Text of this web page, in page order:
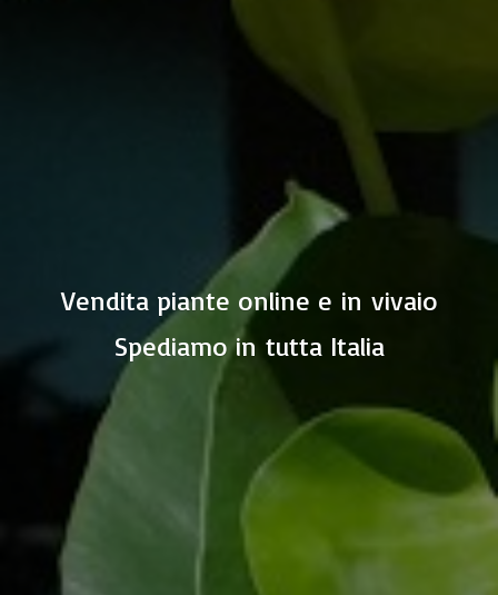
Vendita piante online e in vivaio
Spediamo in tutta Italia